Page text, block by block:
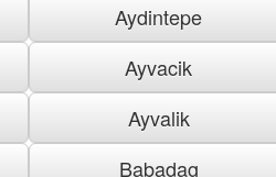
Aydintepe
Ayvacik
Ayvalik
Babadag